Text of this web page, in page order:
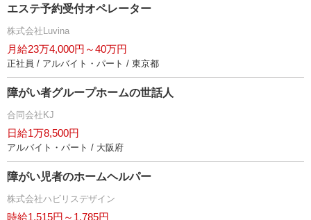
エステ予約受付オペレーター
株式会社Luvina
月給23万4,000円～40万円
正社員 / アルバイト・パート / 東京都
障がい者グループホームの世話人
合同会社KJ
日給1万8,500円
アルバイト・パート / 大阪府
障がい児者のホームヘルパー
株式会社ハビリスデザイン
時給1,515円～1,785円